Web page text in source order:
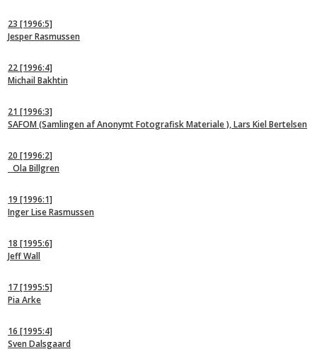
23 [1996:5]
Jesper Rasmussen
22[1996:4]
Michail Bakhtin
21 [1996:3]
SAFOM (Samlingen af Anonymt Fotografisk Materiale ), Lars Kiel Bertelsen
20 [1996:2]
Ola Billgren
19 [1996:1]
Inger Lise Rasmussen
18 [1995:6]
Jeff Wall
17[1995:5]
Pia Arke
16 [1995:4]
Sven Dalsgaard